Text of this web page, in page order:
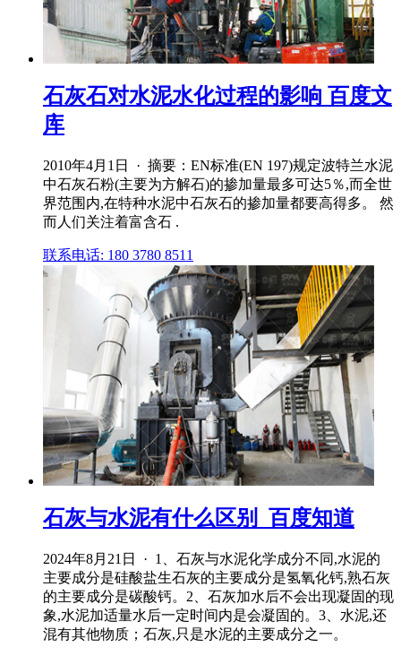
石灰石对水泥水化过程的影响 百度文
库
2010年4月1日 · 摘要：EN标准(EN 197)规定波特兰水泥
中石灰石粉(主要为方解石)的掺加量最多可达5％,而全世
界范围内,在特种水泥中石灰石的掺加量都要高得多。 然
而人们关注着富含石 .
联系电话: 180 3780 8511
石灰与水泥有什么区别_百度知道
2024年8月21日 · 1、石灰与水泥化学成分不同,水泥的
主要成分是硅酸盐生石灰的主要成分是氢氧化钙,熟石灰
的主要成分是碳酸钙。2、石灰加水后不会出现凝固的现
象,水泥加适量水后一定时间内是会凝固的。3、水泥,还
混有其他物质；石灰,只是水泥的主要成分之一。